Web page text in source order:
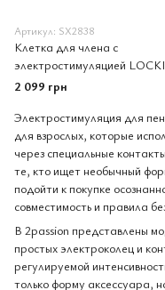
Артикул: SX2838
Клетка для члена с
электростимуляцией
SEVANDA Nautilus Estim
Chastity Cage
2 099 грн
Электростимуляция для
для взрослых, которые
через специальные
те, кто ищет необычный
подойти к покупке
совместимость и правила
В 2passion представлены
простых электроколец и
регулируемой
только форму аксессуара,